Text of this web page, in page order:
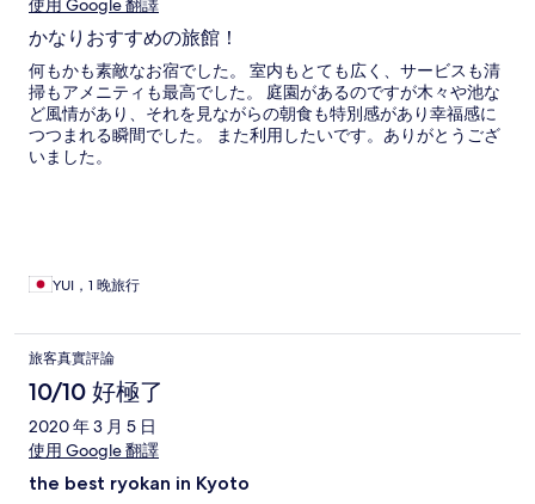
使用 Google 翻譯
かなりおすすめの旅館！
何もかも素敵なお宿でした。 室内もとても広く、サービスも清
掃もアメニティも最高でした。 庭園があるのですが木々や池な
ど風情があり、それを見ながらの朝食も特別感があり幸福感に
つつまれる瞬間でした。 また利用したいです。ありがとうござ
いました。
YUI，1 晚旅行
旅客真實評論
10/10 好極了
2020 年 3 月 5 日
使用 Google 翻譯
the best ryokan in Kyoto